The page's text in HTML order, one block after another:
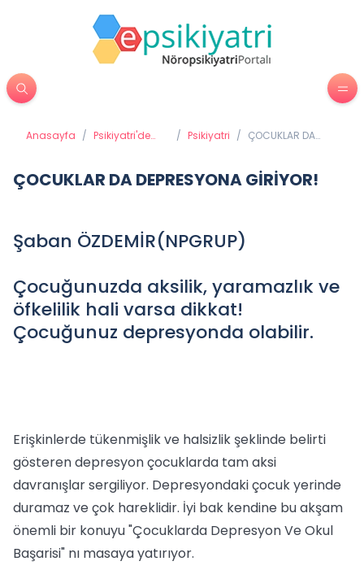
Anasayfa / Psikiyatri'de
/ Psikiyatri / ÇOCUKLAR DA
ÇOCUKLAR DA DEPRESYONA GİRİYOR!
Şaban ÖZDEMİR(NPGRUP)
Çocuğunuzda aksilik, yaramazlık ve
öfkelilik hali varsa dikkat!
Çocuğunuz depresyonda olabilir.
Erişkinlerde tükenmişlik ve halsizlik şeklinde belirti
gösteren depresyon çocuklarda tam aksi
davranışlar sergiliyor. Depresyondaki çocuk yerinde
duramaz ve çok hareklidir. İyi bak kendine bu akşam
önemli bir konuyu "Çocuklarda Depresyon Ve Okul
Başarisi" nı masaya yatırıyor.